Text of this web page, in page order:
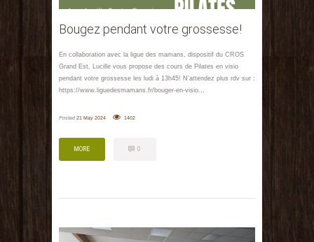
Bougez pendant votre grossesse!
En collaboration avec la ligue des mamans, dispositif du CROS
Grand Est, Lucille vous propose des cours de Pilates en visio
pendant votre grossesse les ludi à 13h45! N’attendez plus rdv sur :
https://www.liguedesmamans.fr/bouger-en-visio...
Posted 21 May 2024 1402
MORE 0